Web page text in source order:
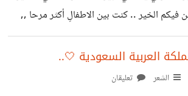
فيكم الخير .. كنت بين الاطفالِ أكثر مرحا ,,
و أرقص فرحا .. في حضن أمي يهنأ نومي ,, و
.. **** و في يومٍ سمعت صوتا أرعبني ,,
و من ألمي .. جاءت أمي لحضنها أخذتني
العربية السعودية 🤍..
الشعر تعليقان